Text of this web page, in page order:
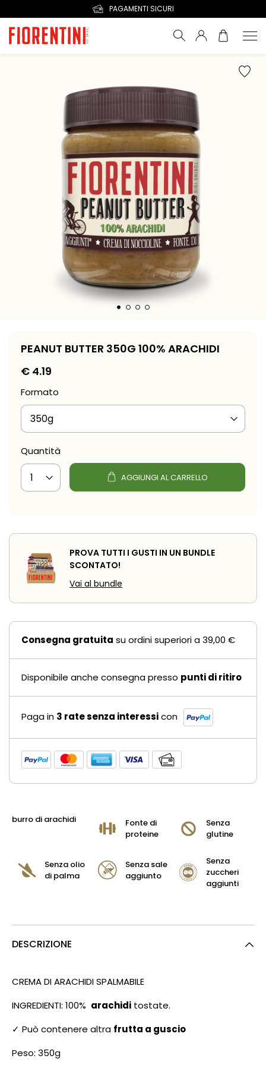
PAGAMENTI SICURI
PEANUT BUTTER 350G 100% ARACHIDI
€ 4.19
Formato
Quantità
AGGIUNGI AL CARRELLO
PROVA TUTTI I GUSTI IN UN BUNDLE
SCONTATO!
Vai al bundle
Consegna gratuita su ordini superiori a 39,00 €
Disponibile anche consegna presso punti di ritiro
Paga in 3 rate senza interessicon
burro di arachidi
Fonte di
proteine
Senza
glutine
Senza olio
di palma
Senza sale
aggiunto
Senza
zuccheri
aggiunti
DESCRIZIONE
CREMA DI ARACHIDI SPALMABILE
INGREDIENTI: 100% arachidi tostate.
✓ Può contenere altra frutta a guscio
Peso: 350g